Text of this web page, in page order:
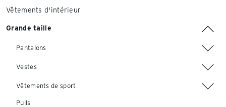
Vêtements d'intérieur
Grande taille
Pantalons
Vestes
Vêtements de sport
Pulls